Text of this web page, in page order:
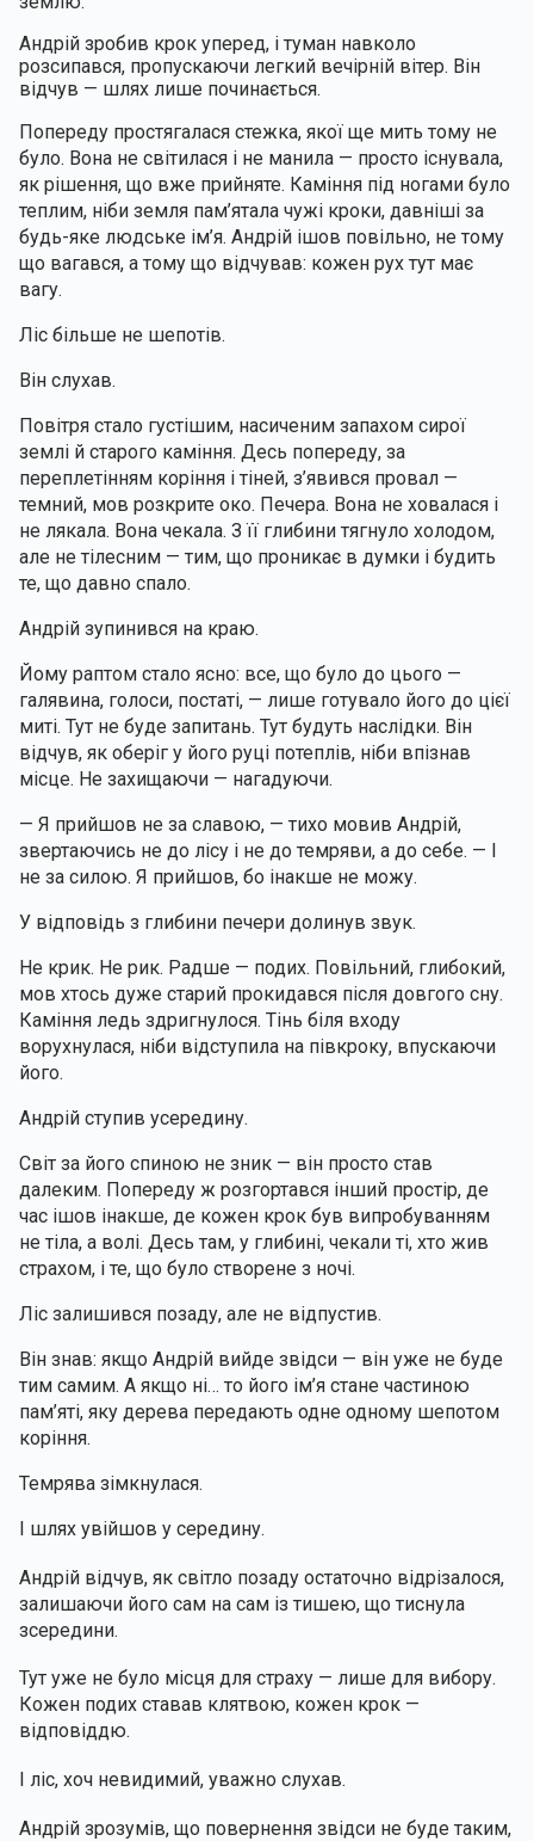
Андрій зробив крок уперед, і туман навколо
розсипався, пропускаючи легкий вечірній вітер. Він
відчув — шлях лише починається.
Попереду простягалася стежка, якої ще мить тому не
було. Вона не світилася і не манила — просто існувала,
як рішення, що вже прийняте. Каміння під ногами було
теплим, ніби земля пам’ятала чужі кроки, давніші за
будь-яке людське ім’я. Андрій ішов повільно, не тому
що вагався, а тому що відчував: кожен рух тут має
вагу.
Ліс більше не шепотів.
Він слухав.
Повітря стало густішим, насиченим запахом сирої
землі й старого каміння. Десь попереду, за
переплетінням коріння і тіней, з’явився провал —
темний, мов розкрите око. Печера. Вона не ховалася і
не лякала. Вона чекала. З її глибини тягнуло холодом,
але не тілесним — тим, що проникає в думки і будить
те, що давно спало.
Андрій зупинився на краю.
Йому раптом стало ясно: все, що було до цього —
галявина, голоси, постаті, — лише готувало його до цієї
миті. Тут не буде запитань. Тут будуть наслідки. Він
відчув, як оберіг у його руці потеплів, ніби впізнав
місце. Не захищаючи — нагадуючи.
— Я прийшов не за славою, — тихо мовив Андрій,
звертаючись не до лісу і не до темряви, а до себе. — І
не за силою. Я прийшов, бо інакше не можу.
У відповідь з глибини печери долинув звук.
Не крик. Не рик. Радше — подих. Повільний, глибокий,
мов хтось дуже старий прокидався після довгого сну.
Каміння ледь здригнулося. Тінь біля входу
ворухнулася, ніби відступила на півкроку, впускаючи
його.
Андрій ступив усередину.
Світ за його спиною не зник — він просто став
далеким. Попереду ж розгортався інший простір, де
час ішов інакше, де кожен крок був випробуванням
не тіла, а волі. Десь там, у глибині, чекали ті, хто жив
страхом, і те, що було створене з ночі.
Ліс залишився позаду, але не відпустив.
Він знав: якщо Андрій вийде звідси — він уже не буде
тим самим. А якщо ні… то його ім’я стане частиною
пам’яті, яку дерева передають одне одному шепотом
коріння.
Темрява зімкнулася.
І шлях увійшов у середину.
Андрій відчув, як світло позаду остаточно відрізалося,
залишаючи його сам на сам із тишею, що тиснула
зсередини.
Тут уже не було місця для страху — лише для вибору.
Кожен подих ставав клятвою, кожен крок —
відповіддю.
І ліс, хоч невидимий, уважно слухав.
Андрій зрозумів, що повернення звідси не буде таким,